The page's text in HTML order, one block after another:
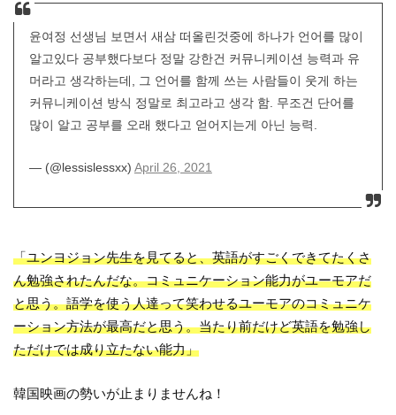
윤여정 선생님 보면서 새삼 떠올린것중에 하나가 언어를 많이
알고있다 공부했다보다 정말 강한건 커뮤니케이션 능력과 유
머라고 생각하는데, 그 언어를 함께 쓰는 사람들이 웃게 하는
커뮤니케이션 방식 정말로 최고라고 생각 함. 무조건 단어를
많이 알고 공부를 오래 했다고 얻어지는게 아닌 능력.
— (@lessislessxx) April 26, 2021
「ユンヨジョン先生を見てると、英語がすごくできてたくさ
ん勉強されたんだな。コミュニケーション能力がユーモアだ
と思う。語学を使う人達って笑わせるユーモアのコミュニケ
ーション方法が最高だと思う。当たり前だけど英語を勉強し
ただけでは成り立たない能力」
韓国映画の勢いが止まりませんね！